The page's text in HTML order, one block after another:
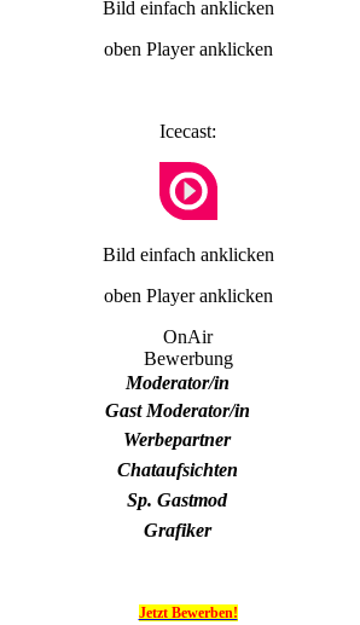
Bild einfach anklicken
oben Player anklicken
Icecast:
Bild einfach anklicken
oben Player anklicken
OnAir
Bewerbung
Moderator/in
Gast Moderator/in
Werbepartner
Chataufsichten
Sp. Gastmod
Grafiker
Jetzt Bewerben!